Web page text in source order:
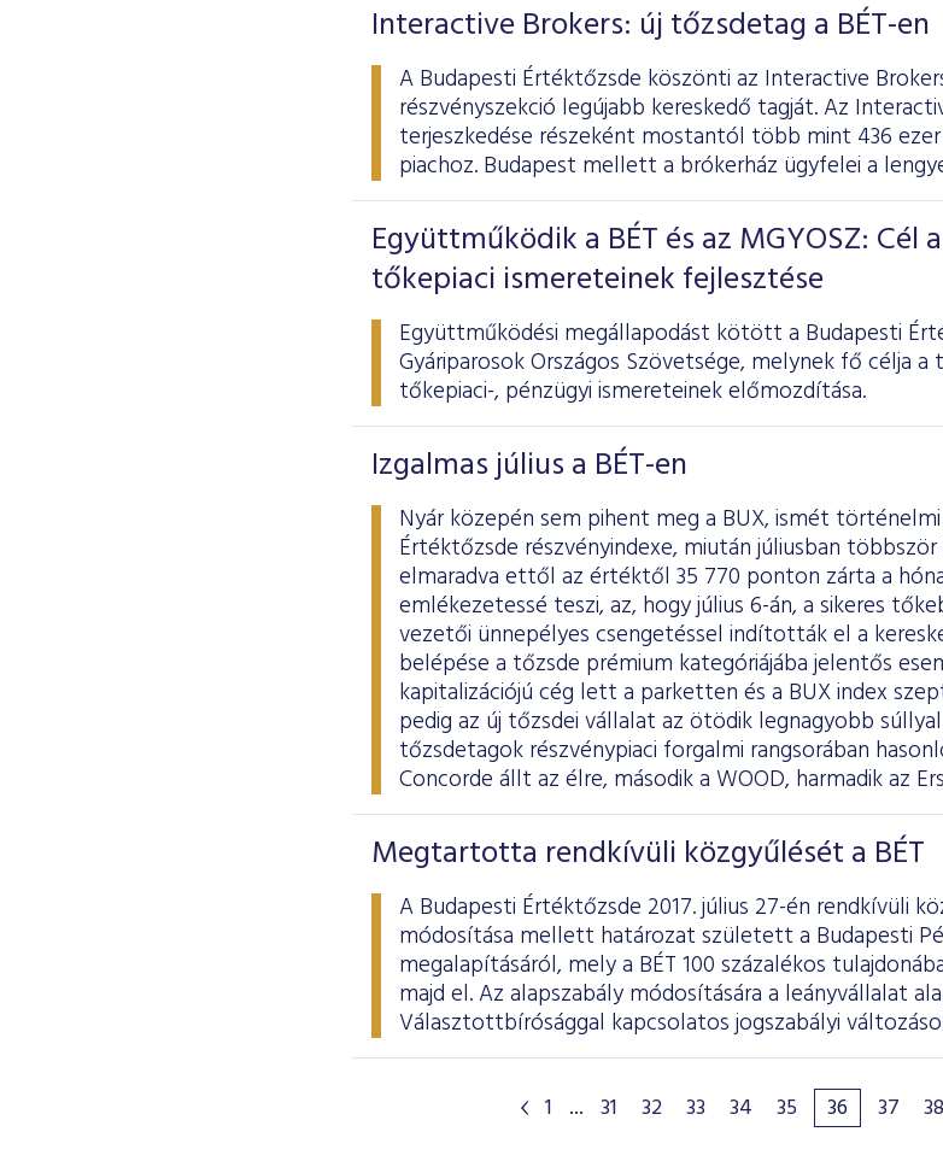
Interactive Brokers: új tőzsdetag a BÉT-en
A Budapesti Értéktőzsde köszönti az Interactive
részvényszekció legújabb kereskedő tagját. Az
terjeszkedése részeként mostantól több mint 436
piachoz. Budapest mellett a brókerház ügyfelei a
Együttműködik a BÉT és az MGYOSZ: Cél
tőkepiaci ismereteinek fejlesztése
Együttműködési megállapodást kötött a Budapesti
Gyáriparosok Országos Szövetsége, melynek fő célja
tőkepiaci-, pénzügyi ismereteinek előmozdítása.
Izgalmas július a BÉT-en
Nyár közepén sem pihent meg a BUX, ismét
Értéktőzsde részvényindexe, miután júliusban
elmaradva ettől az értéktől 35 770 ponton zárta a
emlékezetessé teszi, az, hogy július 6-án, a sikeres
vezetői ünnepélyes csengetéssel indították el a
belépése a tőzsde prémium kategóriájába jelentős
kapitalizációjú cég lett a parketten és a BUX index
pedig az új tőzsdei vállalat az ötödik legnagyobb
tőzsdetagok részvénypiaci forgalmi rangsorában
Concorde állt az élre, második a WOOD, harmadik az
Megtartotta rendkívüli közgyűlését a BÉT
A Budapesti Értéktőzsde 2017. július 27-én rendkívüli
módosítása mellett határozat született a Budapesti
megalapításáról, mely a BÉT 100 százalékos
majd el. Az alapszabály módosítására a leányvállalat
Választottbírósággal kapcsolatos jogszabályi
1 ... 31 32 33 34 35 36 37 38